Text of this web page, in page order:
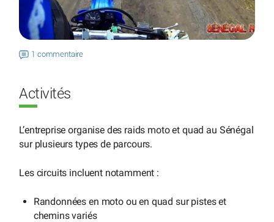
1 commentaire
Activités
L’entreprise organise des raids moto et quad au Sénégal
sur plusieurs types de parcours.
Les circuits incluent notamment :
Randonnées en moto ou en quad sur pistes et
chemins variés